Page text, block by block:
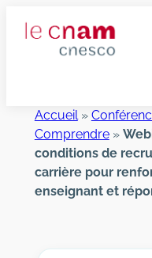
Accueil»
Comprendre»
conditions de
carrière pour
enseignant et